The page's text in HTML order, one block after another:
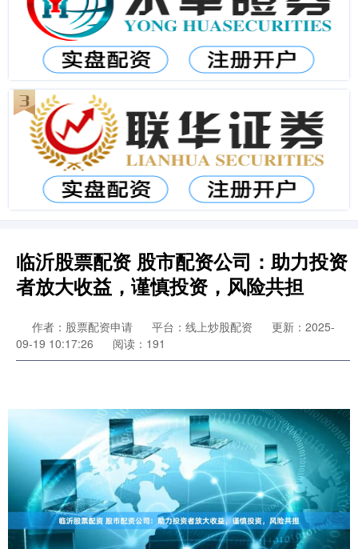
临沂股票配资 股市配资公司：助力投资
者放大收益，谨慎投资，风险共担
作者：股票配资申请 平台：线上炒股配资
更新：2025-
09-19 10:17:26
阅读：191